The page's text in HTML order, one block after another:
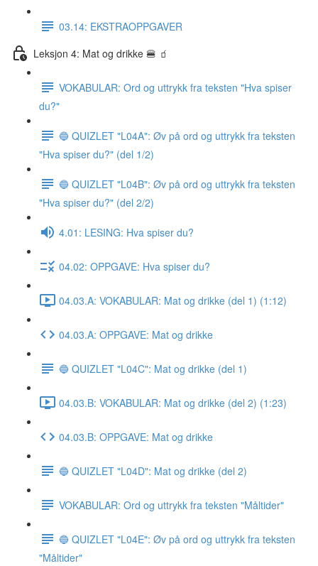
03.14: EKSTRAOPPGAVER
Leksjon 4: Mat og drikke 🍔 🧃
VOKABULAR: Ord og uttrykk fra teksten "Hva spiser
du?"
🔵 QUIZLET "L04A": Øv på ord og uttrykk fra teksten
"Hva spiser du?" (del 1/2)
🔵 QUIZLET "L04B": Øv på ord og uttrykk fra teksten
"Hva spiser du?" (del 2/2)
4.01: LESING: Hva spiser du?
04.02: OPPGAVE: Hva spiser du?
04.03.A: VOKABULAR: Mat og drikke (del 1) (1:12)
04.03.A: OPPGAVE: Mat og drikke
🔵 QUIZLET "L04C": Mat og drikke (del 1)
04.03.B: VOKABULAR: Mat og drikke (del 2) (1:23)
04.03.B: OPPGAVE: Mat og drikke
🔵 QUIZLET "L04D": Mat og drikke (del 2)
VOKABULAR: Ord og uttrykk fra teksten "Måltider"
🔵 QUIZLET "L04E": Øv på ord og uttrykk fra teksten
"Måltider"